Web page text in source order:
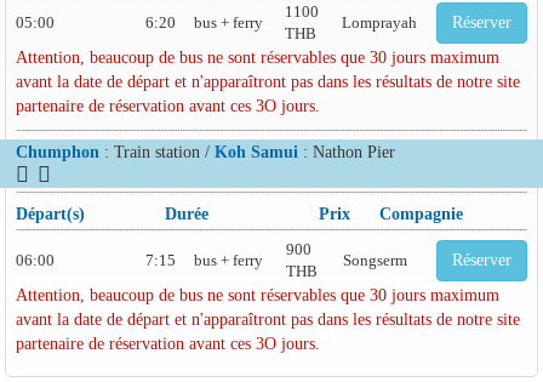
05:00 6:20 bus + ferry
1100
THB
Lomprayah Réserver
Attention, beaucoup de bus ne sont réservables que 30 jours maximum
avant la date de départ et n'apparaîtront pas dans les résultats de notre site
partenaire de réservation avant ces 3O jours.
Chumphon : Train station / Koh Samui : Nathon Pier
Départ(s) Durée Prix Compagnie
06:00 7:15 bus + ferry
900
THB
Songserm Réserver
Attention, beaucoup de bus ne sont réservables que 30 jours maximum
avant la date de départ et n'apparaîtront pas dans les résultats de notre site
partenaire de réservation avant ces 3O jours.